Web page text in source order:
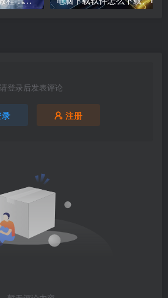
请登录后发表评论
注册